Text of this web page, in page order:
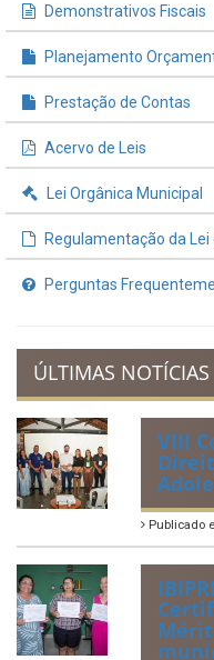
Demonstrativos Fiscais
Planejamento
Prestação de Contas
Acervo de Leis
Lei Orgânica Municipal
Regulamentação da
Perguntas
ÚLTIMAS NOTÍCIAS
VIII
Publicado